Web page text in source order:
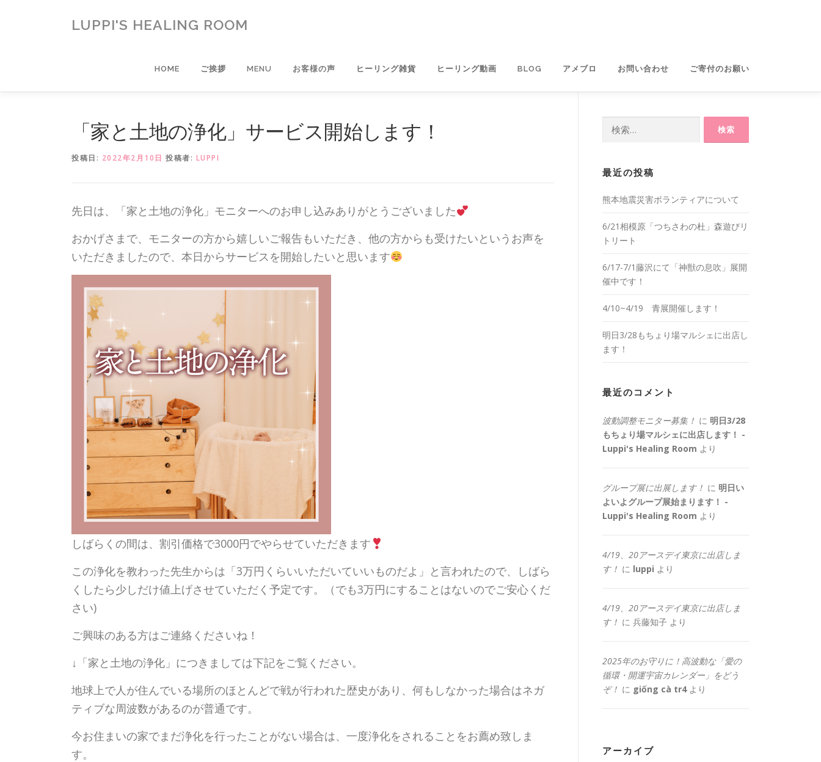
ス
LUPPI'S HEALING ROOM
HOME ご挨拶 MENU お客様の声 ヒーリング雑貨 ヒーリング動画 BLOG アメブロ お問い合わせ ご寄付のお願い
「家と土地の浄化」サービス開始します！
投稿日: 2022年2月10日 投稿者: LUPPI
先日は、「家と土地の浄化」モニターへのお申し込みありがとうございました
おかげさまで、モニターの方から嬉しいご報告もいただき、他の方からも受けたいというお声を
いただきましたので、本日からサービスを開始したいと思います
しばらくの間は、割引価格で3000円でやらせていただきます
この浄化を教わった先生からは「3万円くらいいただいていいものだよ」と言われたので、しばら
くしたら少しだけ値上げさせていただく予定です。（でも3万円にすることはないのでご安心くだ
さい)
ご興味のある方はご連絡くださいね！
↓「家と土地の浄化」につきましては下記をご覧ください。
地球上で人が住んでいる場所のほとんどで戦が行われた歴史があり、何もしなかった場合はネガ
ティブな周波数があるのが普通です。
今お住まいの家でまだ浄化を行ったことがない場合は、一度浄化をされることをお薦め致しま
す。
最近の投稿
熊本地震災害ボランティアについて
6/21相模原「つちさわの杜」森遊びリ
トリート
6/17-7/1藤沢にて「神獣の息吹」展開
催中です！
4/10~4/19 青展開催します！
明日3/28もちょり場マルシェに出店し
ます！
最近のコメント
波動調整モニター募集！ に 明日3/28
もちょり場マルシェに出店します！ -
Luppi's Healing Room より
グループ展に出展します！ に 明日い
よいよグループ展始まります！ -
Luppi's Healing Room より
4/19、20アースデイ東京に出店しま
す！ に luppi より
4/19、20アースデイ東京に出店しま
す！ に 兵藤知子 より
2025年のお守りに！高波動な「愛の
循環・開運宇宙カレンダー」をどう
ぞ！ に giống cà tr4より
アーカイブ